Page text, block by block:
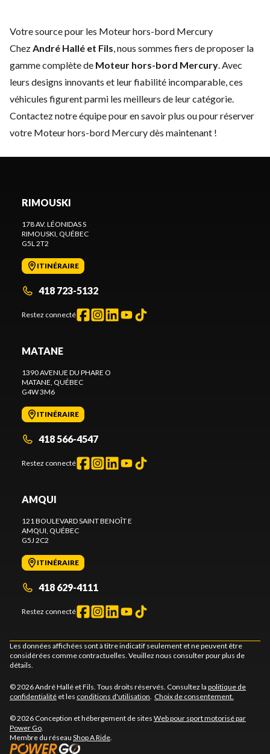
Votre source pour les Moteur hors-bord Mercury
ChezAndré Hallé et Fils, nous sommes fiers de proposer la
gamme complète de Moteur hors-bord Mercury. Avec
leurs designs innovants et leur fiabilité incomparable, ces
véhicules figurent parmi les meilleurs de leur catégorie.
Contactez notre équipepour en savoir plus ou pour réserver
votre Moteur hors-bord Mercury dès maintenant !
RIMOUSKI
178 AV. LÉONIDAS S
RIMOUSKI, QUÉBEC
G5L 2T2
ITINÉRAIRE
418 723-5132
Restez connecté
MATANE
1390 AVENUE DU PHARE O
MATANE, QUÉBEC
G4W 3M6
ITINÉRAIRE
418 566-4547
Restez connecté
AMQUI
121 BOULEVARD SAINT BENOÎT E
AMQUI, QUÉBEC
G5J 2C2
ITINÉRAIRE
418 629-4111
Restez connecté
Les données affichées sont à titre indicatif seulement et ne peuvent être
considérées comme contractuelles. Veuillez nous consulter pour plus de
détails.
© 2026 André Hallé et Fils. Tous droits réservés. Consultez la politique de
confidentialité et les conditions d'utilisation. Choix de consentement.
© 2026 Conception et hébergement de sites Web pour sport motorisé par
Power Go.
Membre du réseau Shop A Ride.